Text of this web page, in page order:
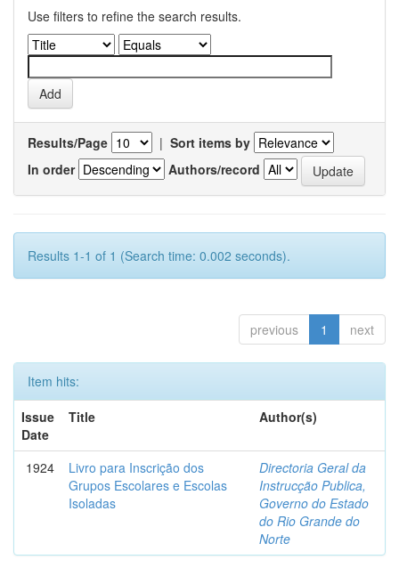
Use filters to refine the search results.
Results/Page | Sort items by
In order
Authors/record
Results 1-1 of 1 (Search time: 0.002 seconds).
previous 1 next
Item hits:
Issue
Date
Title Author(s)
1924
Livro para Inscrição dos
Grupos Escolares e Escolas
Isoladas
Directoria Geral da
Instrucção Publica,
Governo do Estado
do Rio Grande do
Norte